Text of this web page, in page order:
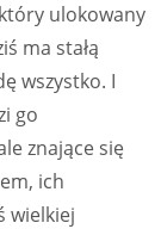
ulokowany
ma stałą
wszystko. I
go
znające się
ich
wielkiej